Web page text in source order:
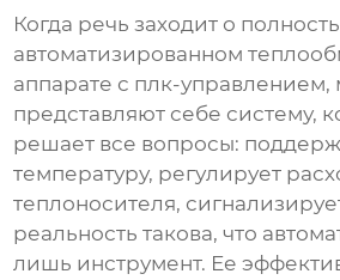
Когда речь заходит о
автоматизированном
аппарате с плк-управлением,
представляют себе систему,
решает все вопросы:
температуру, регулирует
теплоносителя,
реальность такова, что
лишь инструмент. Ее